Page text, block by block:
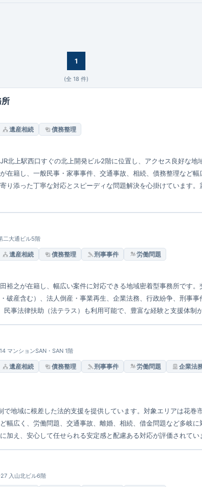
1
(全 18 件)
遺産相続 債務整理
北上駅西口すぐの北上開発ビル2階に位置し、アクセス良好な地
在籍し、一般民事・家事事件、交通事故、相続、債務整理など幅
り添った丁寧な対応とスピーディな問題解決を心掛けています。
。
二大通ビル5階
遺産相続 債務整理 刑事事件 労働問題
裕之が在籍し、幅広い案件に対応できる地域密着型事務所です。
破産含む）、法人倒産・事業再生、企業法務、行政紛争、刑事
事法律扶助（法テラス）も利用可能で、豊富な経験と支援体制が
マンションSAN・SAN 1階
遺産相続 債務整理 刑事事件 労働問題 企業法
で地域に根差した法的支援を提供しています。対象エリアは花巻
幅広く、労働問題、交通事故、離婚、相続、借金問題など多岐に
加え、安心して任せられる安定感と配慮ある対応が評価されてい
入山北ビル6階